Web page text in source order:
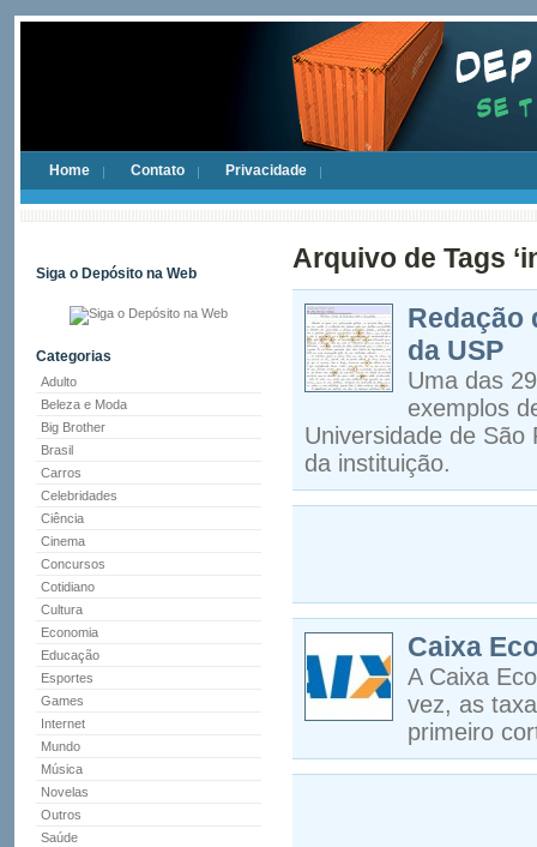
Home Contato Privacidade
Siga o Depósito na Web
Categorias
Adulto
Beleza e Moda
Big Brother
Brasil
Carros
Celebridades
Ciência
Cinema
Concursos
Cotidiano
Cultura
Economia
Educação
Esportes
Games
Internet
Mundo
Música
Novelas
Outros
Saúde
Arquivo de Tags
Redação
da USP
Uma das
exemplos
Universidade de
da instituição.
Caixa
A Caixa
vez, as
primeiro